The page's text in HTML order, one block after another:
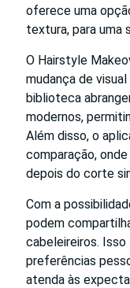
oferece uma
textura, para uma
O Hairstyle
mudança de
biblioteca
modernos,
Além disso, o
comparação,
depois do corte
Com a
podem
cabeleireiros.
preferências
atenda às